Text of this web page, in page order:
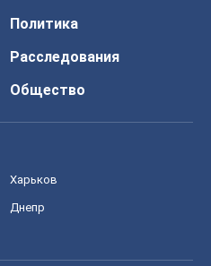
Политика
Расследования
Общество
Харьков
Днепр